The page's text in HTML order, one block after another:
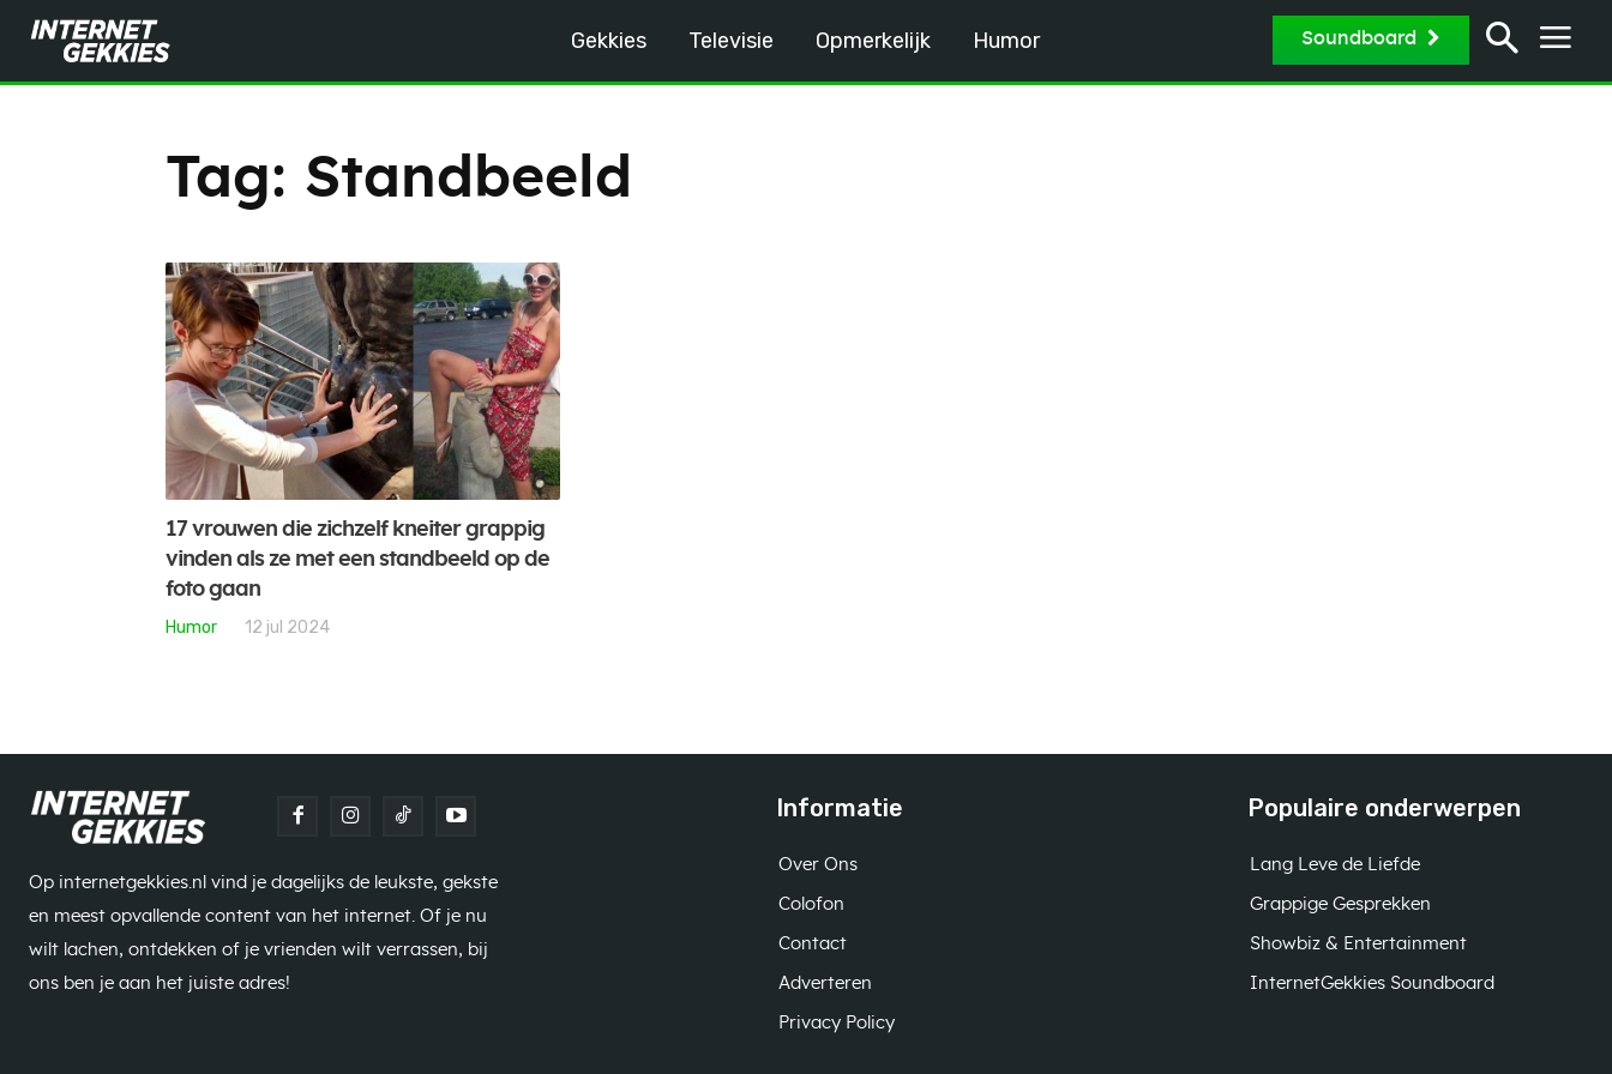
Gekkies Televisie Opmerkelijk Humor Soundboard
Tag: Standbeeld
17 vrouwen die zichzelf kneiter grappig
vinden als ze met een standbeeld op de
foto gaan
Humor 12 jul 2024
Op internetgekkies.nl vind je dagelijks de leukste, gekste
en meest opvallende content van het internet. Of je nu
wilt lachen, ontdekken of je vrienden wilt verrassen, bij
ons ben je aan het juiste adres!
Informatie
Over Ons
Colofon
Contact
Adverteren
Privacy Policy
Populaire onderwerpen
Lang Leve de Liefde
Grappige Gesprekken
Showbiz & Entertainment
InternetGekkies Soundboard